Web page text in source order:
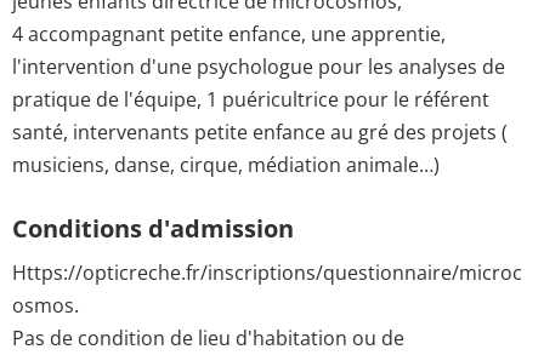
4 accompagnant petite enfance, une apprentie,
l'intervention d'une psychologue pour les analyses de
pratique de l'équipe, 1 puéricultrice pour le référent
santé, intervenants petite enfance au gré des projets (
musiciens, danse, cirque, médiation animale…)
Conditions d'admission
Https://opticreche.fr/inscriptions/questionnaire/microc
osmos.
Pas de condition de lieu d'habitation ou de